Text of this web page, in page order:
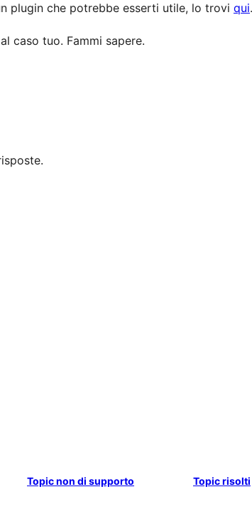
plugin che potrebbe esserti utile, lo trovi qui.
caso tuo. Fammi sapere.
Topic non di supporto Topic risolti